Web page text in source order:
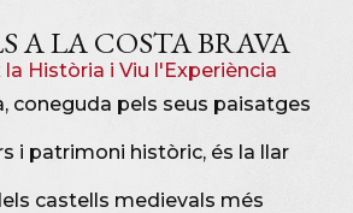
A LA COSTA BRAVA
Història i Viu l'Experiència
coneguda pels seus paisatges
i patrimoni històric, és la llar
castells medievals més